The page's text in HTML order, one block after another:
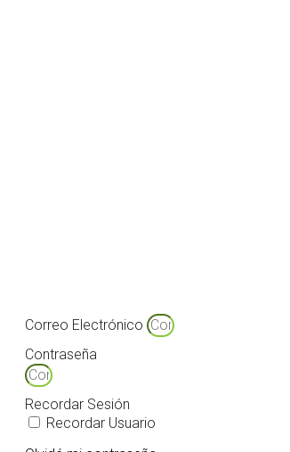
Correo Electrónico
Contraseña
Recordar Sesión
Recordar Usuario